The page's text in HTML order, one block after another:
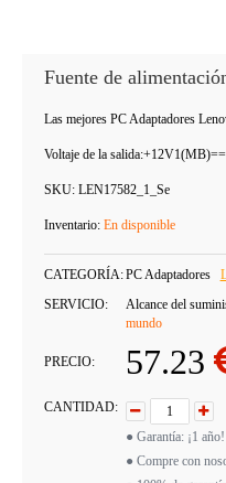
Fuente de
Las mejores PC Adaptadores
Voltaje de la salida:
SKU: LEN17582_1_Se
Inventario: En disponible
CATEGORÍA:PC Adaptadores
SERVICIO:
Alcance del
mundo
PRECIO: 57.23
CANTIDAD:
● Garantía: ¡1 año!
● Compre con